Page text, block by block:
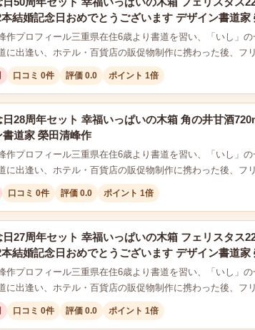
結婚記念日おめでとうございます デザイン書道家
プロフィール三重県在住6歳より書道を習い、「いし」
に出逢い、ホテル・百貨店の販促物制作に携わった後、フ
口コミ 0件 評価 0.0 ポイント 1倍
28周年セット 幸福いっぱいの木箱 角の井甘酒
書道家 榮田清峰作
プロフィール三重県在住6歳より書道を習い、「いし」
に出逢い、ホテル・百貨店の販促物制作に携わった後、フ
口コミ 0件 評価 0.0 ポイント 1倍
27周年セット 幸福いっぱいの木箱 フェリスタス
結婚記念日おめでとうございます デザイン書道家
プロフィール三重県在住6歳より書道を習い、「いし」
に出逢い、ホテル・百貨店の販促物制作に携わった後、フ
口コミ 0件 評価 0.0 ポイント 1倍